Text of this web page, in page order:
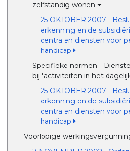
zelfstandig wonen
25 OKTOBER 2007 -
erkenning en de
centra en diensten voor
handicap
Specifieke normen -
bij "activiteiten in het
25 OKTOBER 2007 -
erkenning en de
centra en diensten voor
handicap
Voorlopige